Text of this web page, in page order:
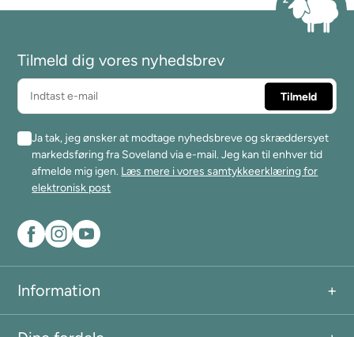
Tilmeld dig vores nyhedsbrev
Ja tak, jeg ønsker at modtage nyhedsbreve og skræddersyet
markedsføring fra Soveland via e-mail. Jeg kan til enhver tid
afmelde mig igen. Læs mere i vores samtykkeerklæring for
elektronisk post
Information